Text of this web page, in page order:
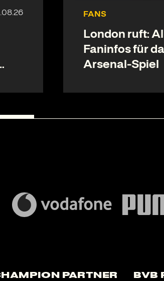
FANS
London ruft:
Faninfos für
Arsenal-Spiel
Partner